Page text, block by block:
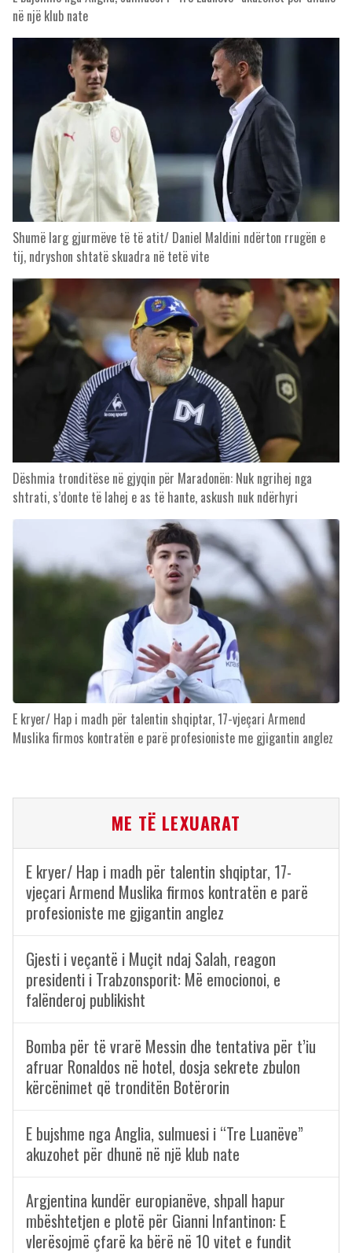
në një klub nate
Shumë larg gjurmëve të të atit/ Daniel Maldini ndërton rrugën e
tij, ndryshon shtatë skuadra në tetë vite
Dëshmia tronditëse në gjyqin për Maradonën: Nuk ngrihej nga
shtrati, s’donte të lahej e as të hante, askush nuk ndërhyri
E kryer/ Hap i madh për talentin shqiptar, 17-vjeçari Armend
Muslika firmos kontratën e parë profesioniste me gjigantin anglez
ME TË LEXUARAT
E kryer/ Hap i madh për talentin shqiptar, 17-
vjeçari Armend Muslika firmos kontratën e parë
profesioniste me gjigantin anglez
Gjesti i veçantë i Muçit ndaj Salah, reagon
presidenti i Trabzonsporit: Më emocionoi, e
falënderoj publikisht
Bomba për të vrarë Messin dhe tentativa për t’iu
afruar Ronaldos në hotel, dosja sekrete zbulon
kërcënimet që tronditën Botërorin
E bujshme nga Anglia, sulmuesi i “Tre Luanëve”
akuzohet për dhunë në një klub nate
Argjentina kundër europianëve, shpall hapur
mbështetjen e plotë për Gianni Infantinon: E
vlerësojmë çfarë ka bërë në 10 vitet e fundit